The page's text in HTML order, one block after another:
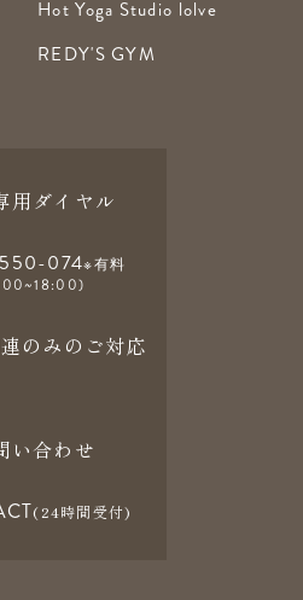
Hot Yoga Studio lolve
REDY'S GYM
用ダイヤル
074※有料
のみのご対応
い合わせ
(24時間受付)